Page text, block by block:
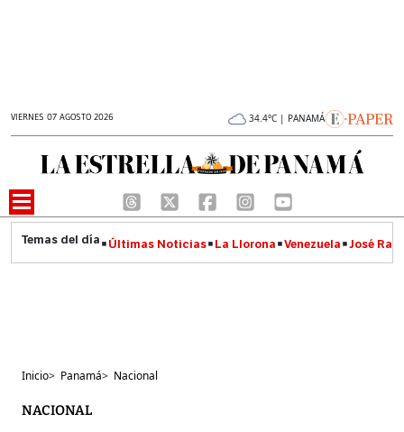
VIERNES 07 AGOSTO 2026 34.4°C | PANAMÁ
Últimas Noticias La Llorona Venezuela José
Inicio> Panamá> Nacional
NACIONAL